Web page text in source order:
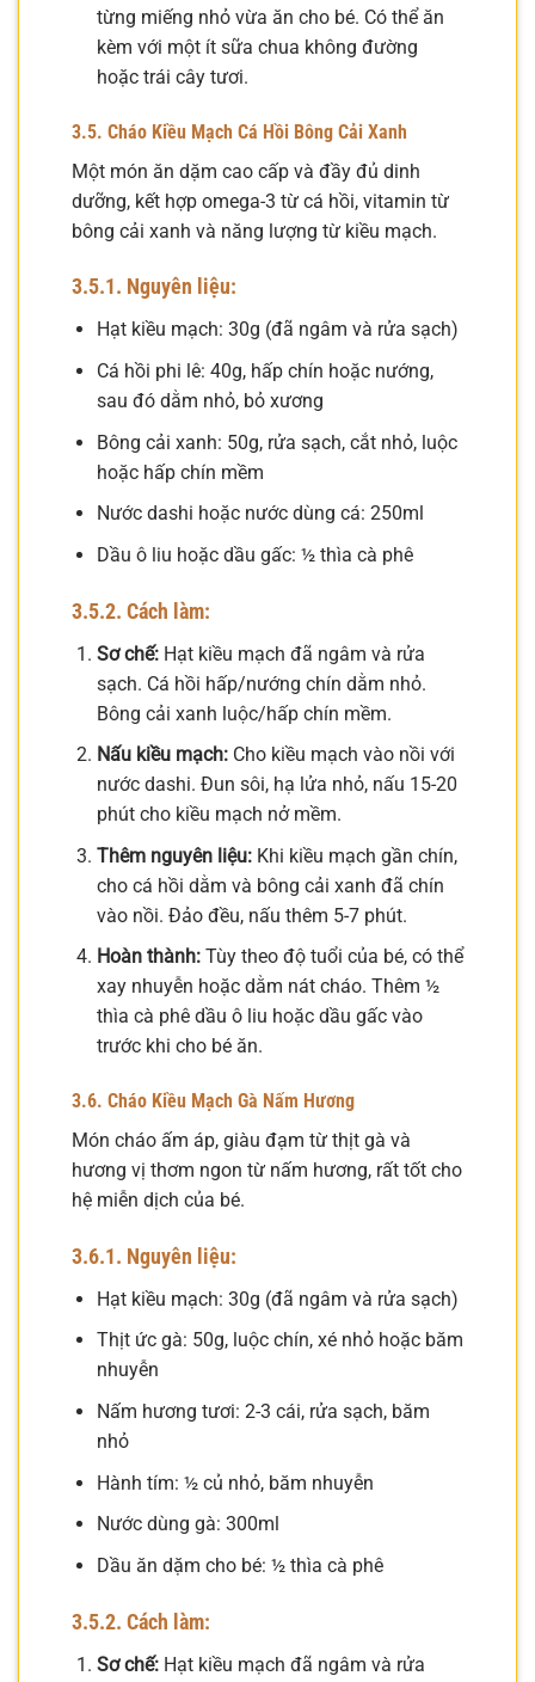
từng miếng nhỏ vừa ăn cho bé. Có thể ăn
kèm với một ít sữa chua không đường
hoặc trái cây tươi.
3.5. Cháo Kiều Mạch Cá Hồi Bông Cải Xanh
Một món ăn dặm cao cấp và đầy đủ dinh
dưỡng, kết hợp omega-3 từ cá hồi, vitamin từ
bông cải xanh và năng lượng từ kiều mạch.
3.5.1. Nguyên liệu:
Hạt kiều mạch: 30g (đã ngâm và rửa sạch)
Cá hồi phi lê: 40g, hấp chín hoặc nướng,
sau đó dằm nhỏ, bỏ xương
Bông cải xanh: 50g, rửa sạch, cắt nhỏ, luộc
hoặc hấp chín mềm
Nước dashi hoặc nước dùng cá: 250ml
Dầu ô liu hoặc dầu gấc: ½ thìa cà phê
3.5.2. Cách làm:
Sơ chế:Hạt kiều mạch đã ngâm và rửa
sạch. Cá hồi hấp/nướng chín dằm nhỏ.
Bông cải xanh luộc/hấp chín mềm.
Nấu kiều mạch:Cho kiều mạch vào nồi với
nước dashi. Đun sôi, hạ lửa nhỏ, nấu 15-20
phút cho kiều mạch nở mềm.
Thêm nguyên liệu:Khi kiều mạch gần chín,
cho cá hồi dằm và bông cải xanh đã chín
vào nồi. Đảo đều, nấu thêm 5-7 phút.
Hoàn thành:Tùy theo độ tuổi của bé, có thể
xay nhuyễn hoặc dằm nát cháo. Thêm ½
thìa cà phê dầu ô liu hoặc dầu gấc vào
trước khi cho bé ăn.
3.6. Cháo Kiều Mạch Gà Nấm Hương
Món cháo ấm áp, giàu đạm từ thịt gà và
hương vị thơm ngon từ nấm hương, rất tốt cho
hệ miễn dịch của bé.
3.6.1. Nguyên liệu:
Hạt kiều mạch: 30g (đã ngâm và rửa sạch)
Thịt ức gà: 50g, luộc chín, xé nhỏ hoặc băm
nhuyễn
Nấm hương tươi: 2-3 cái, rửa sạch, băm
nhỏ
Hành tím: ½ củ nhỏ, băm nhuyễn
Nước dùng gà: 300ml
Dầu ăn dặm cho bé: ½ thìa cà phê
3.5.2. Cách làm:
Sơ chế:Hạt kiều mạch đã ngâm và rửa